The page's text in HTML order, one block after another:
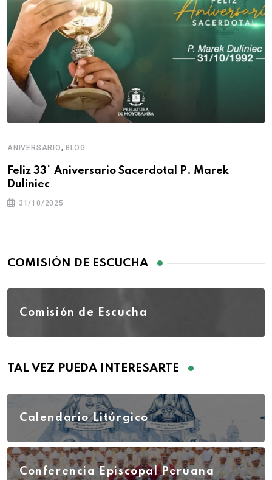
ANIVERSARIO, BLOG
Feliz 33° Aniversario Sacerdotal P. Marek
Duliniec
31/10/2025
COMISIÓN DE ESCUCHA
Comisión de Escucha
TAL VEZ PUEDA INTERESARTE
Calendario Litúrgico
Conferencia Episcopal Peruana